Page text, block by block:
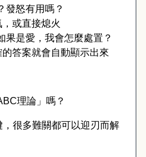
發怒有用嗎？
或直接熄火
果是愛，我會怎麼處置？
答案就會自動顯示出來
理論」嗎？
，很多難關都可以迎刃而解